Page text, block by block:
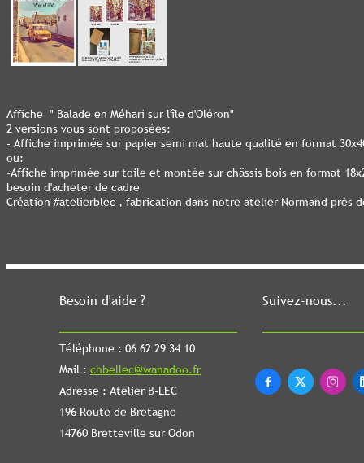
Besoin d'aide ?
Téléphone : 06 62 29 34 10
Mail : chbellec@wanadoo.fr
Adresse : Atelier B-LEC
196 Route de Bretagne
14760 Bretteville sur Odon
Suivez-nous...
  
Affiche " Balade en Méhari sur l'île d'Oléron"
2 versions vous sont proposées:
- Affiche imprimée sur papier semi mat haute qualité en format
ou:
-Affiche imprimée sur toile et montée sur châssis bois en format
besoin d'acheter de cadre
Création #atelierblec , fabrication dans notre atelier Normand près